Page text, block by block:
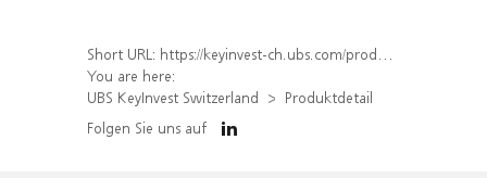
Short URL: https://keyinvest-ch.ubs.com/produkt/detail/index/isin/CH1564688310
You are here:
UBS KeyInvest Switzerland
Produktdetail
Folgen Sie uns auf